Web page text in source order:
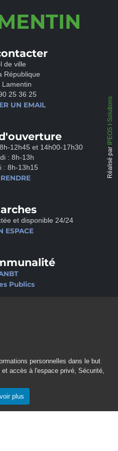
personnelles dans le but
accès à l'espace privé, Sécurité,
plus
de ville
République
Lamentin
25 36 25
UN EMAIL
12h45 et 14h00-17h30
: 8h-13h
: 8h-13h15
et disponible 24/24
ESPACE
Publics
LÉGALES
Réalisé par
IPEOS I-Solutions